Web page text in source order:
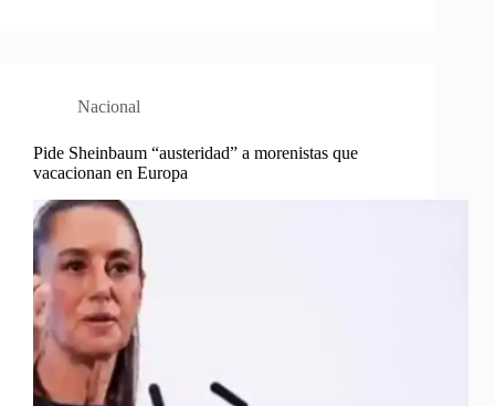
Nacional
Pide Sheinbaum “austeridad” a morenistas que
vacacionan en Europa